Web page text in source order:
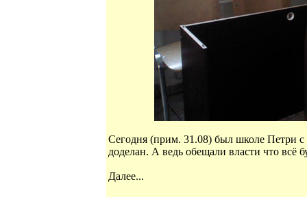
Сегодня (прим. 31.08) был школе Петри с
доделан. А ведь обещали власти что всё
Далее...